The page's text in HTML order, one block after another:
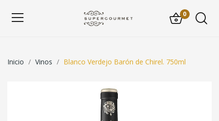
0
Inicio Vinos Blanco Verdejo Barón de Chirel. 750ml